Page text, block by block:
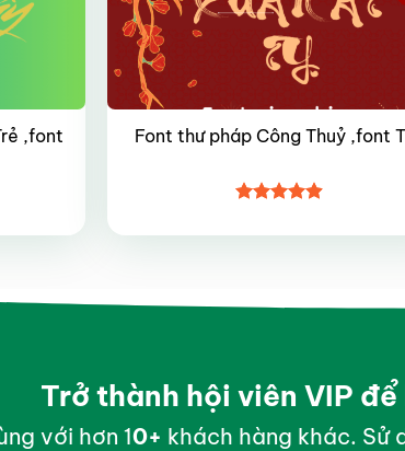
,font
Font thư pháp Công Thuỷ ,font
hạng4.95
Trở thành hội viên VIP
với hơn 10+khách hàng khác. Sử